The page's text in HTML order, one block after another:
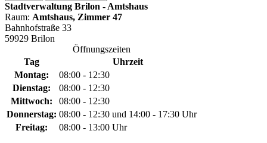
Stadtverwaltung Brilon - Amtshaus
Raum: Amtshaus, Zimmer 47
Bahnhofstraße 33
59929 Brilon
Öffnungszeiten
Tag
Uhrzeit
Montag:
08:00 - 12:30
Dienstag:
08:00 - 12:30
Mittwoch:
08:00 - 12:30
Donnerstag: 08:00 - 12:30 und 14:00 - 17:30 Uhr
Freitag:
08:00 - 13:00 Uhr